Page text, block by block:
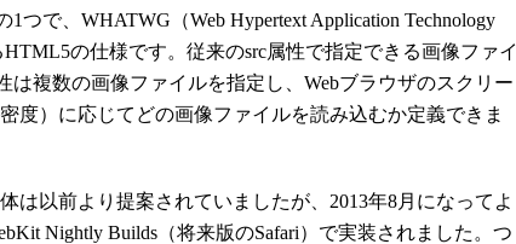
つで、WHATWG（Web Hypertext Application Technology
の仕様です。従来のsrc属性で指定できる画像ファイ
は複数の画像ファイルを指定し、Webブラウザのスクリー
度）に応じてどの画像ファイルを読み込むか定義できま
は以前より提案されていましたが、2013年8月になってよ
Nightly Builds（将来版のSafari）で実装されました。つ